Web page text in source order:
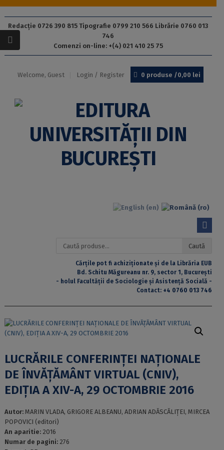
Redacție 0726 390 815 Tipografie 0799 210 566 Librărie 0760 013
746
Comenzi on-line: +(4) 021 410 25 75
Welcome, Guest Login / Register 0 produse /0,00 lei
Caută
Caută
Cărțile pot fi achiziționate și de la Librăria EUB
Bd. Schitu Măgureanu nr. 9, sector 1, București
- holul Facultății de Sociologie și Asistență Socială -
Contact: +4 0760 013 746
LUCRĂRILE CONFERINŢEI NAŢIONALE
DE ÎNVĂŢĂMÂNT VIRTUAL (CNIV),
EDIŢIA A XIV-A, 29 OCTOMBRIE 2016
Autor: MARIN VLADA, GRIGORE ALBEANU, ADRIAN ADĂSCĂLIŢEI, MIRCEA
POPOVICI (editori)
An aparitie: 2016
Numar de pagini: 276